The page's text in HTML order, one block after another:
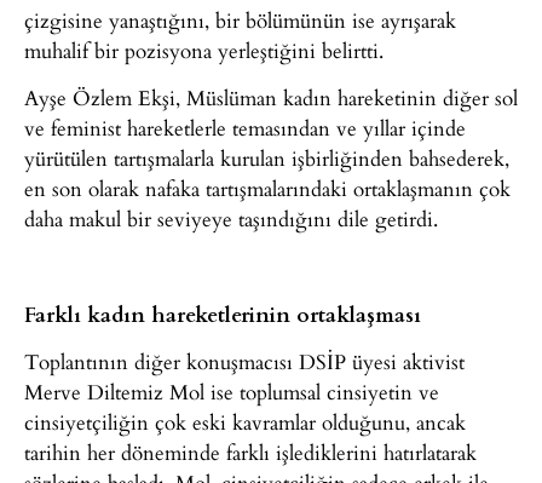
çizgisine yanaştığını, bir bölümünün ise ayrışarak
muhalif bir pozisyona yerleştiğini belirtti.
Ayşe Özlem Ekşi, Müslüman kadın hareketinin diğer sol
ve feminist hareketlerle temasından ve yıllar içinde
yürütülen tartışmalarla kurulan işbirliğinden bahsederek,
en son olarak nafaka tartışmalarındaki ortaklaşmanın çok
daha makul bir seviyeye taşındığını dile getirdi.
Farklı kadın hareketlerinin ortaklaşması
Toplantının diğer konuşmacısı DSİP üyesi aktivist
Merve Diltemiz Mol ise toplumsal cinsiyetin ve
cinsiyetçiliğin çok eski kavramlar olduğunu, ancak
tarihin her döneminde farklı işlediklerini hatırlatarak